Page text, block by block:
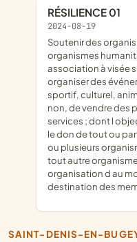
RÉSILIENCE 01
2024-08-19
soutenir des organismes de recherches médicales, des
organismes
association à visée
organiser des
sportif, culturel,
non, de vendre des
services ; dont l
le don de tout ou
ou plusieurs
tout autre
organisation d au
destination des
SAINT-DENIS-EN-